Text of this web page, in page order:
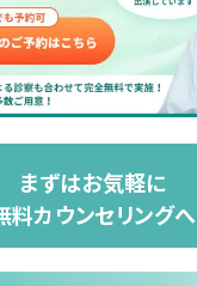
まずはお気軽に
料カウンセリングへ